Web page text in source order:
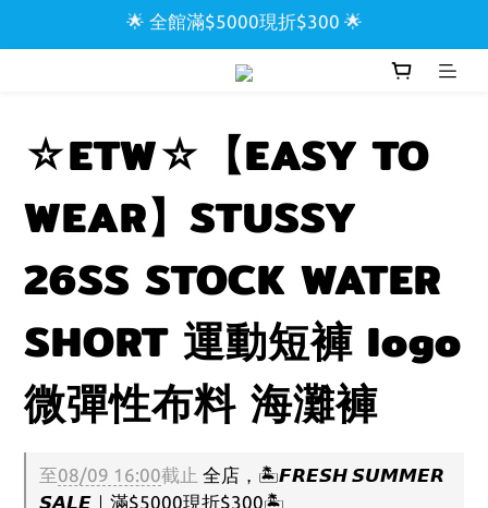
🌟 全館滿$5000現折$300 🌟
🌟 全館滿$5000現折$300 🌟
🌊 CARHARTT【一件9折/兩件85折】🌊
🌟 全館滿$5000現折$300 🌟
☆ETW☆【EASY TO
WEAR】STUSSY
26SS STOCK WATER
SHORT 運動短褲 logo
微彈性布料 海灘褲
至08/09 16:00截止 全店，🏝️𝙁𝙍𝙀𝙎𝙃 𝙎𝙐𝙈𝙈𝙀𝙍
𝙎𝘼𝙇𝙀｜滿$5000現折$300🏝️